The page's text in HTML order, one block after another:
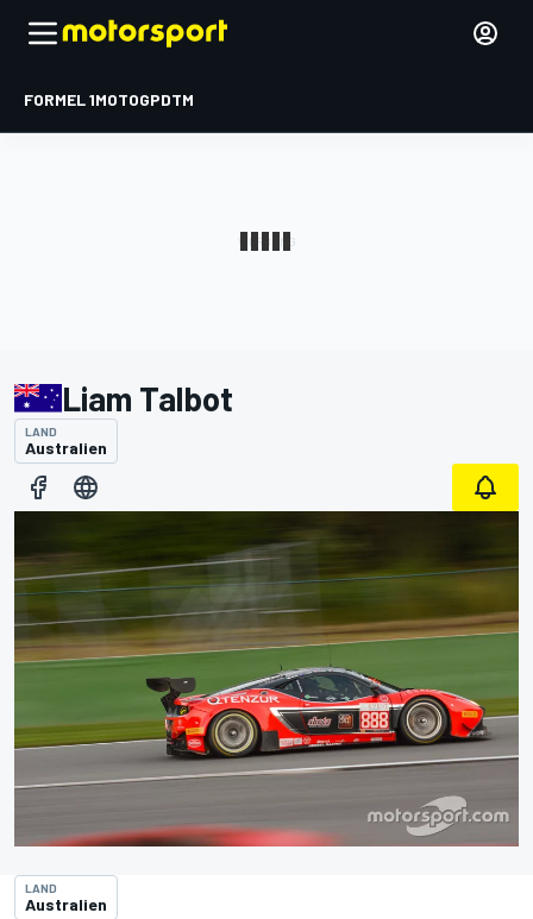
FORMEL 1MOTOGPDTM
Liam Talbot
LAND
Australien
LAND
Australien